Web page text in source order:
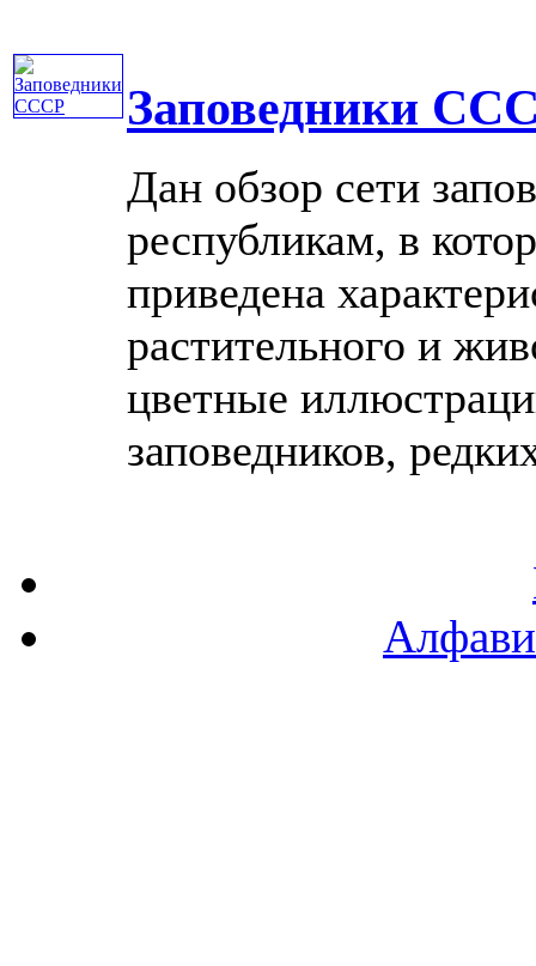
Заповедники
Дан обзор сети
республикам, в
приведена
растительного и
цветные
заповедников,